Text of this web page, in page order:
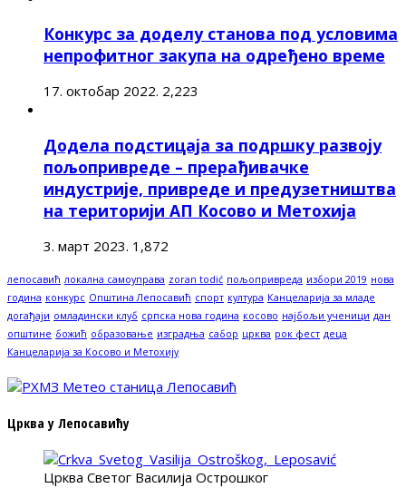
Конкурс за доделу станова под условима
непрофитног закупа на одређено време
17. октобар 2022. 2,223
Додела подстицаја за подршку развоју
пољопривреде – прерађивачке
индустрије, привреде и предузетништва
на територији АП Косово и Метохија
3. март 2023. 1,872
лепосавић локална самоуправа zoran todić пољопривреда избори 2019 нова
година конкурс Општина Лепосавић спорт култура Канцеларија за младе
догађаји омладински клуб српска нова година косово најбољи ученици дан
општине божић образовање изградња сабор црква рок фест деца
Канцеларија за Косово и Метохију
Црква у Лепосавићу
Црква Светог Василија Острошког